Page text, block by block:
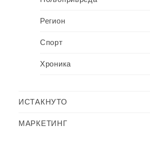
Регион
Спорт
Хроника
ИСТАКНУТО
МАРКЕТИНГ